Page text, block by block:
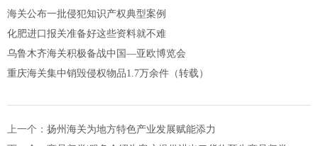
海关公布一批侵犯知识产权典型案例
化肥进口报关准备好这些资料就不难
乌鲁木齐海关积极备战中国—亚欧博览会
重庆海关集中销毁侵权物品1.7万余件（转载）
上一个： 扬州海关为地方特色产业发展赋能添力